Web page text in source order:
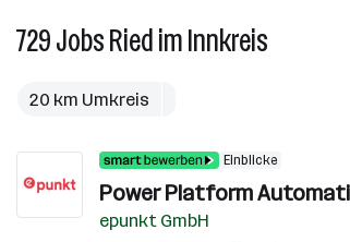
729JobsRied im Innkreis
Innkreis
20 km Umkreis
Einblicke
Power Platform
epunkt GmbH